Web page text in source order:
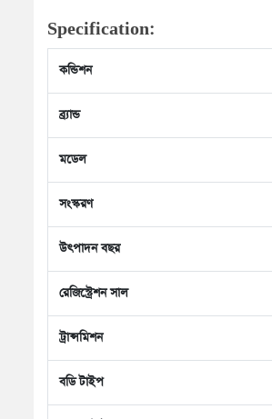
Specification:
কন্ডিশন
ব্র্যান্ড
মডেল
সংস্করণ
উৎপাদন বছর
রেজিস্ট্রেশন সাল
ট্রান্সমিশন
বডি টাইপ